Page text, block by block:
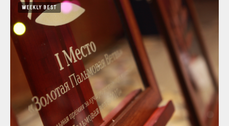
WEEKLY BEST